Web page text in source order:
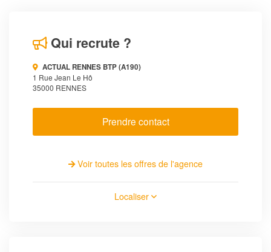
Qui recrute ?
ACTUAL RENNES BTP (A190)
1 Rue Jean Le Hô
35000 RENNES
Prendre contact
Voir toutes les offres de l'agence
Localiser